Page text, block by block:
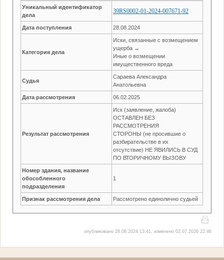
Уникальный идентификатор
дела
39RS0002-01-2024-007671-92
Дата поступления 28.08.2024
Категория дела
Иски, связанные с возмещением
ущерба →
Иные о возмещении
имущественного вреда
Судья
Сараева Александра
Анатольевна
Дата рассмотрения 06.02.2025
Результат рассмотрения
Иск (заявление, жалоба)
ОСТАВЛЕН БЕЗ
РАССМОТРЕНИЯ
СТОРОНЫ (не просившие о
разбирательстве в их
отсутствие) НЕ ЯВИЛИСЬ В СУД
ПО ВТОРИЧНОМУ ВЫЗОВУ
Номер здания, название
обособленного
подразделения
1
Признак рассмотрения дела Рассмотрено единолично судьей
опубликовано 28.08.2024 13:41, изменено 02.07.2026 22:46